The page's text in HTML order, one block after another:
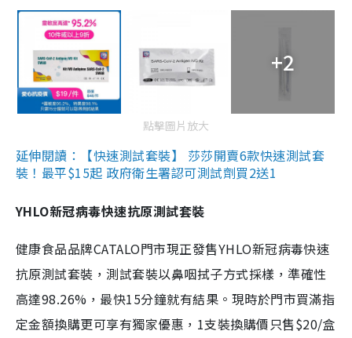
+2
點擊圖片放大
延伸閱讀：【快速測試套裝】 莎莎開賣6款快速測試套
裝！最平$15起 政府衛生署認可測試劑買2送1
YHLO新冠病毒快速抗原測試套裝
健康食品品牌CATALO門市現正發售YHLO新冠病毒快速
抗原測試套裝，測試套裝以鼻咽拭子方式採樣，準確性
高達98.26%，最快15分鐘就有結果。現時於門市買滿指
定金額換購更可享有獨家優惠，1支裝換購價只售$20/盒